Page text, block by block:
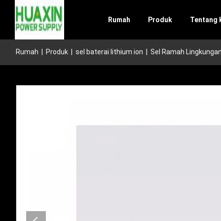
Rumah Produk Tentang
Rumah Produk sel baterai lithium ion Sel Ramah